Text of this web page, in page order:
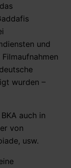
und
wurden –
auch in
von
usw.